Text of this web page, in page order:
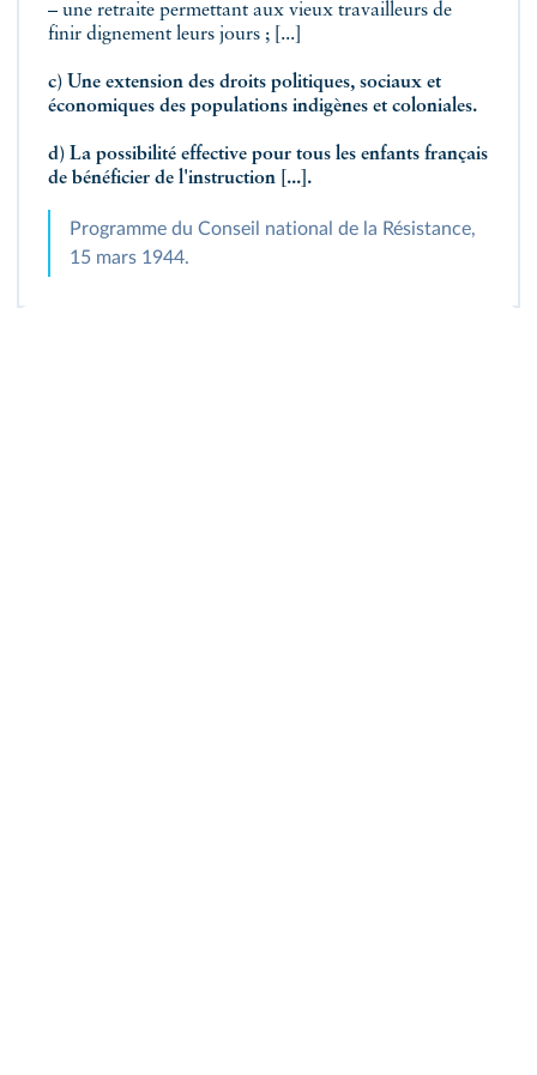
– une retraite permettant aux vieux travailleurs de
finir dignement leurs jours ; [...]
c) Une extension des droits politiques, sociaux et
économiques des populations indigènes et coloniales.
d) La possibilité effective pour tous les enfants français
de bénéficier de l'instruction [...].
Programme du Conseil national de la Résistance,
15 mars 1944.